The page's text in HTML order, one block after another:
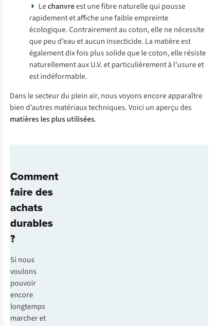
Lechanvreest une fibre naturelle qui pousse
rapidement et affiche une faible empreinte
écologique. Contrairement au coton, elle ne nécessite
que peu d’eau et aucun insecticide. La matière est
également dix fois plus solide que le coton, elle résiste
naturellement aux U.V. et particulièrement à l’usure et
est indéformable.
Dans le secteur du plein air, nous voyons encore apparaître
bien d’autres matériaux techniques. Voici un aperçu des
matières les plus utilisées.
Comment
faire des
achats
durables
?
Si nous
voulons
pouvoir
encore
longtemps
marcher et